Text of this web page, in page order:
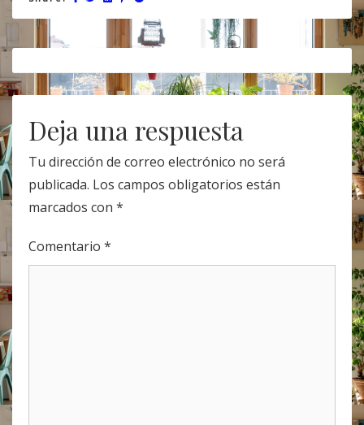
Post
navigation
Deja una respuesta
Tu dirección de correo electrónico no será
publicada. Los campos obligatorios están
marcados con *
Comentario *